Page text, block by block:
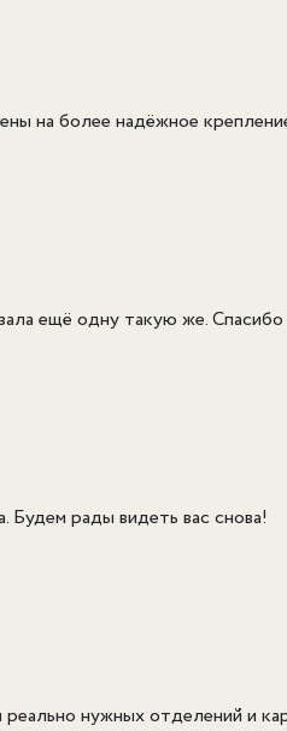
на более надёжное
ещё одну такую же.
Будем рады видеть вас снова!
нужных отделений и